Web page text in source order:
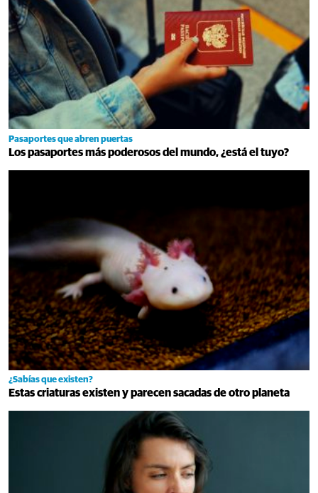
Pasaportes que abren puertas
Los pasaportes más poderosos del mundo, ¿está el tuyo?
¿Sabías que existen?
Estas criaturas existen y parecen sacadas de otro planeta